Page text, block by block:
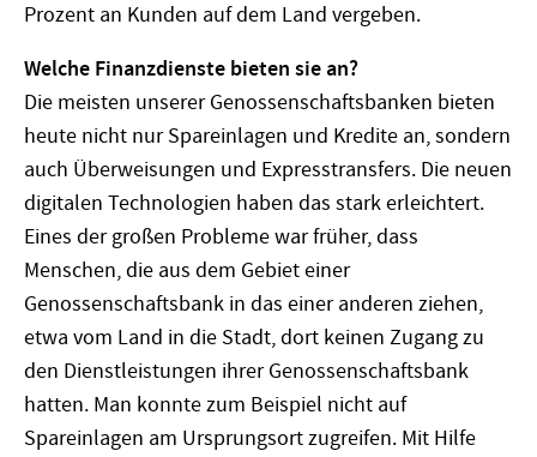
Prozent an Kunden auf dem Land vergeben.
Welche Finanzdienste bieten sie an?
Die meisten unserer Genossenschaftsbanken bieten
heute nicht nur Spareinlagen und Kredite an, sondern
auch Überweisungen und Expresstransfers. Die neuen
digitalen Technologien haben das stark erleichtert.
Eines der großen Probleme war früher, dass
Menschen, die aus dem Gebiet einer
Genossenschaftsbank in das einer anderen ziehen,
etwa vom Land in die Stadt, dort keinen Zugang zu
den Dienstleistungen ihrer Genossenschaftsbank
hatten. Man konnte zum Beispiel nicht auf
Spareinlagen am Ursprungsort zugreifen. Mit Hilfe